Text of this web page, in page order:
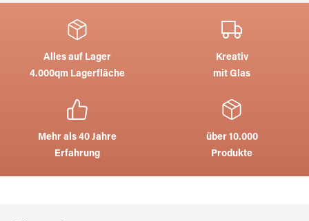
Alles auf Lager
4.000qm Lagerfläche
Kreativ
mit Glas
Mehr als 40 Jahre
Erfahrung
über 10.000
Produkte